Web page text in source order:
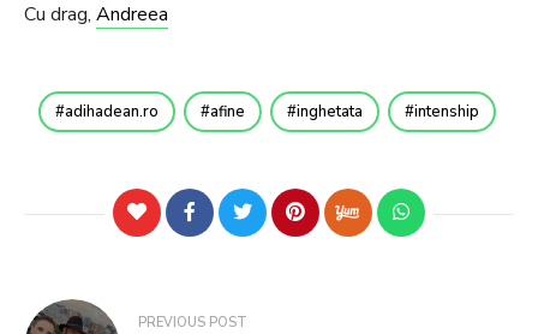
Cu drag, Andreea
adihadean.ro afine inghetata intenship
PREVIOUS POST